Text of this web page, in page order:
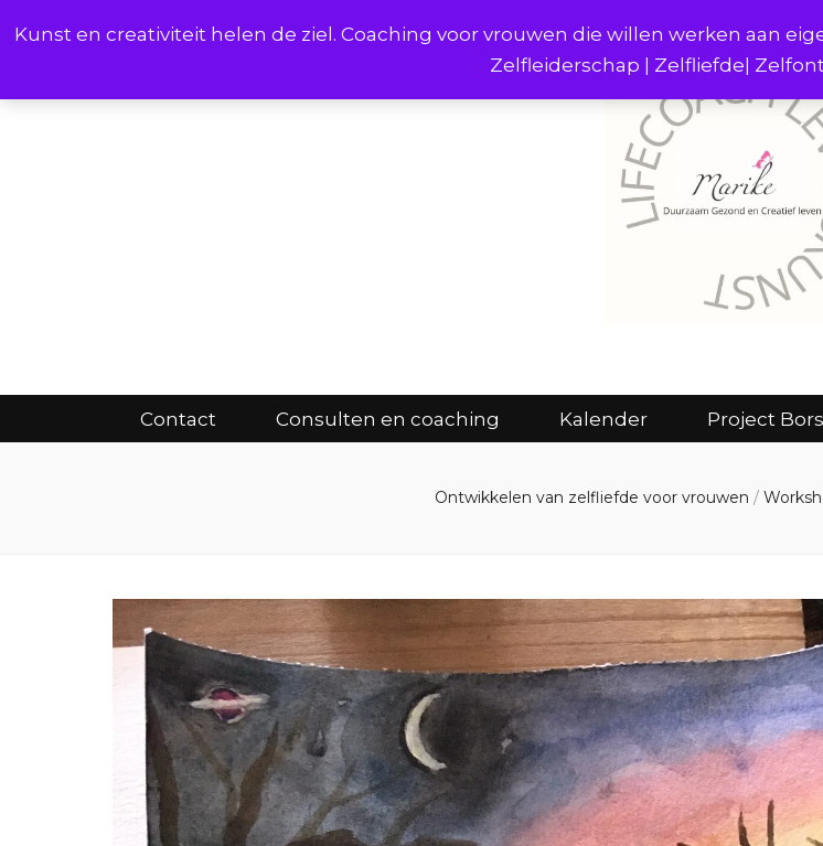
Kunst en creativiteit helen de ziel. Coaching voor vrouwen die willen werken aan
Zelfleiderschap | Zelfliefde|
Contact Consulten en coaching Kalender Project
Contact Consulten en coaching
Ontwikkelen van zelfliefde voor vrouwen /